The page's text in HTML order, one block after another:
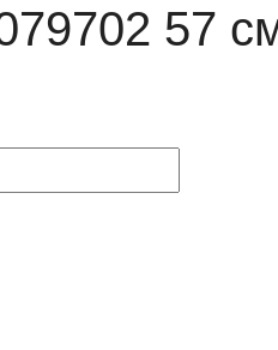
57